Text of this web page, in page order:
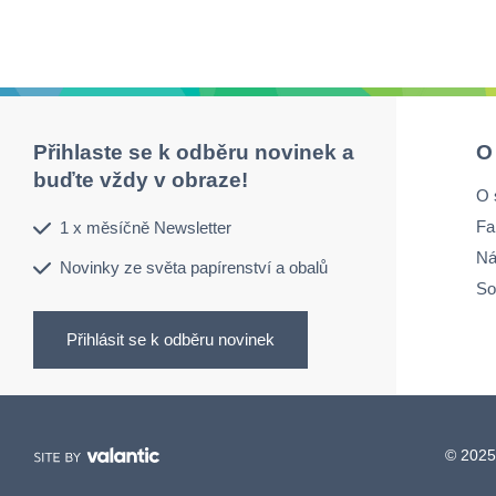
Přihlaste se k odběru novinek a
buďte vždy v obraze!
1 x měsíčně Newsletter
Novinky ze světa papírenství a obalů
Přihlásit se k odběru novinek
O
©